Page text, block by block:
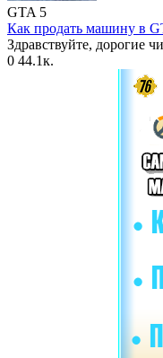
GTA 5
Как продать машину в
Здравствуйте, дорогие
0 44.1к.